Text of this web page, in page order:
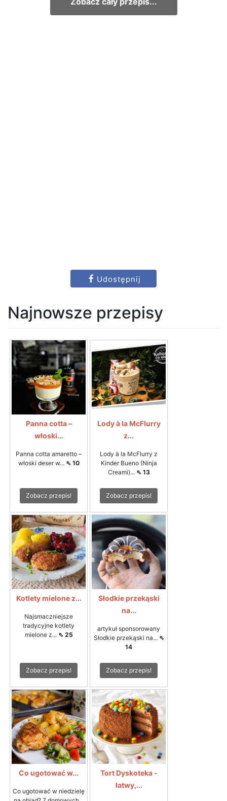
Udostępnij
Najnowsze przepisy
Panna cotta –
włoski...
Panna cotta amaretto –
włoski deser w... ⇖ 10
Zobacz przepis!
Lody à la McFlurry
z...
Lody à la McFlurry z
Kinder Bueno (Ninja
Creami)... ⇖ 13
Zobacz przepis!
Kotlety mielone z...
Najsmaczniejsze
tradycyjne kotlety
mielone z... ⇖ 25
Zobacz przepis!
Słodkie przekąski
na...
artykuł sponsorowany
Słodkie przekąski na... ⇖
14
Zobacz przepis!
Co ugotować w...
Co ugotować w niedzielę
Tort Dyskoteka -
łatwy,...